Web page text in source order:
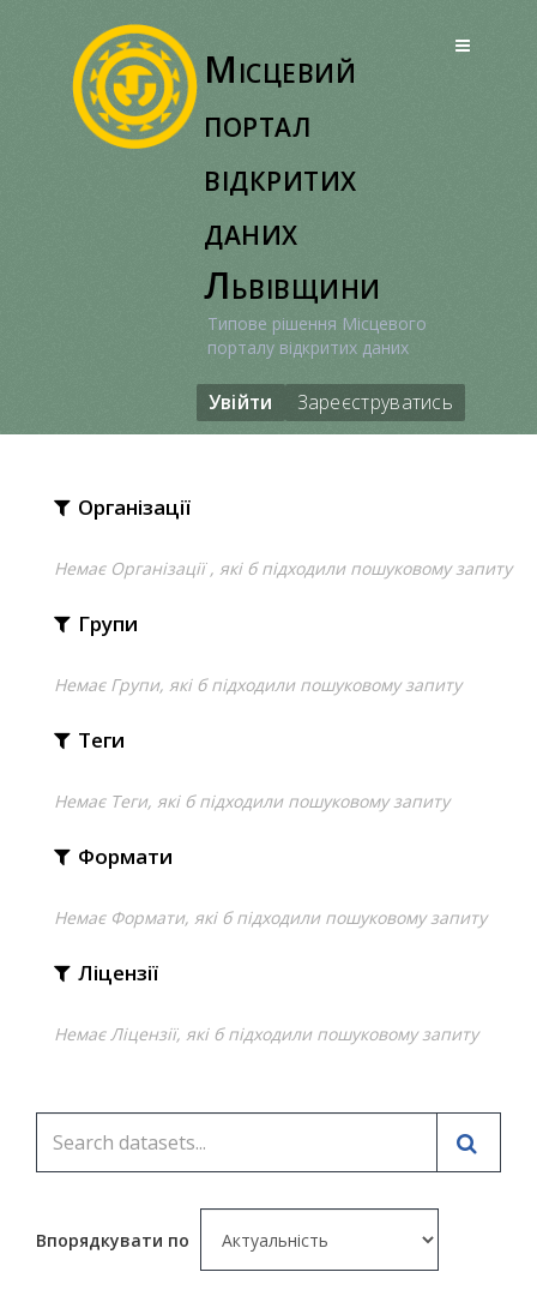
Місцевий
портал
відкритих
даних
Львівщини
Типове рішення Місцевого
порталу відкритих даних
Увійти Зареєструватись
Організації
Немає Організації , які б підходили пошуковому запиту
Групи
Немає Групи, які б підходили пошуковому запиту
Теги
Немає Теги, які б підходили пошуковому запиту
Формати
Немає Формати, які б підходили пошуковому запиту
Ліцензії
Немає Ліцензії, які б підходили пошуковому запиту
Впорядкувати по